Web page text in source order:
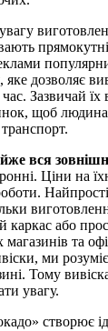
дозволяє
Зазвичай
щоб людина
вся
Ціни на
каркас або
та
ми
Тому
увагу.
створює